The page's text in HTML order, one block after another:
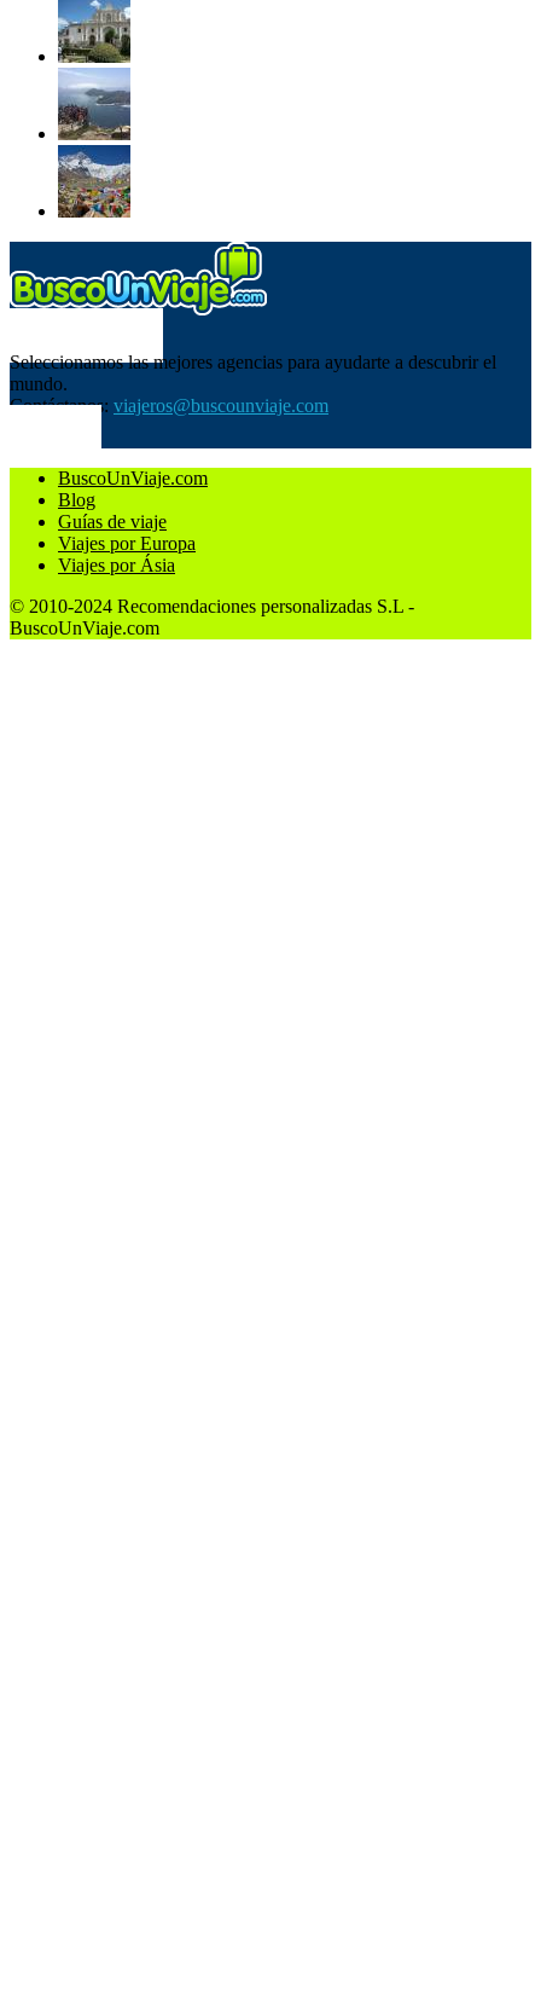
Seleccionamos las mejores agencias para ayudarte a descubrir el
mundo.
Contáctanos: viajeros@buscounviaje.com
BuscoUnViaje.com
Blog
Guías de viaje
Viajes por Europa
Viajes por Ásia
© 2010-2024 Recomendaciones personalizadas S.L -
BuscoUnViaje.com